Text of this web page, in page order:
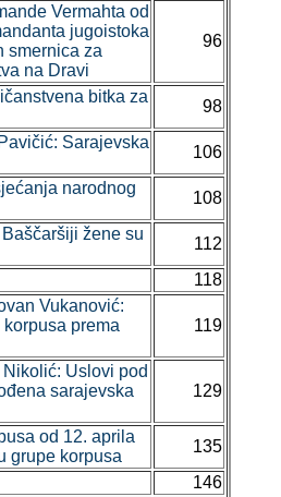
Vermahta od
jugoistoka
smernica za
na Dravi
96
bitka za
98
Sarajevska
106
narodnog
108
žene su
112
118
Vukanović:
prema
119
Uslovi pod
sarajevska
129
od 12. aprila
grupe korpusa
135
146